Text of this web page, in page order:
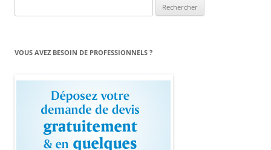
VOUS AVEZ BESOIN DE PROFESSIONNELS ?